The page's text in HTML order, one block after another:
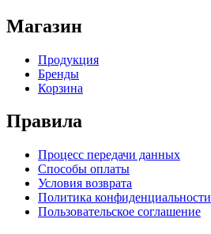
Магазин
Продукция
Бренды
Корзина
Правила
Процесс передачи данных
Способы оплаты
Условия возврата
Политика конфиденциальности
Пользовательское соглашение